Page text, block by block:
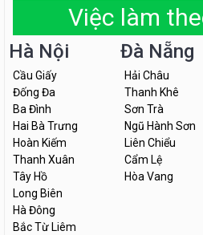
Việc làm
Hà Nội
Cầu Giấy
Đống Đa
Ba Đình
Hai Bà Trưng
Hoàn Kiếm
Thanh Xuân
Tây Hồ
Long Biên
Hà Đông
Bắc Từ Liêm
Đà Nẵng
Hải Châu
Thanh Khê
Sơn Trà
Ngũ Hành Sơn
Liên Chiểu
Cẩm Lệ
Hòa Vang